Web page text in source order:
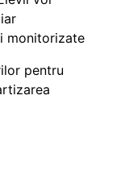
monitorizate
pentru